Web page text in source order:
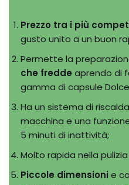
Prezzo tra i più
gusto unito a un buon
Permette la
che fredde aprendo di
gamma di capsule
Ha un sistema di
macchina e una
5 minuti di inattività;
Molto rapida nella
Piccole dimensionie